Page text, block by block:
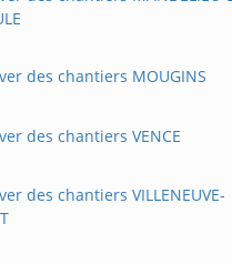
des chantiers MOUGINS
des chantiers VENCE
des chantiers VILLENEUVE-